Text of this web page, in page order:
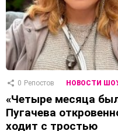
0 Репостов НОВОСТИ
«Четыре месяца
Пугачева
ходит с тростью